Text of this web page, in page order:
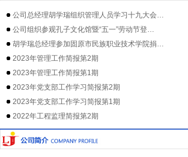
公司总经理胡学瑞组织管理人员学习十九大会…
公司组织参观孔子文化馆暨“五一”劳动节登…
胡学瑞总经理参加固原市民族职业技术学院捐…
2023年管理工作简报第2期
2023年管理工作简报第1期
2023年党支部工作学习简报第2期
2023年党支部工作学习简报第1期
2022年工程监理简报第2期